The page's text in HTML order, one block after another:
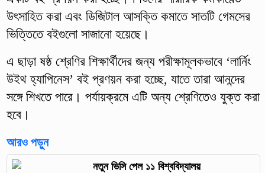
উৎসাহিত করা এবং ডিজিটাল আসক্তি কমাতে সাতটি গেমসের
ভিত্তিতে বইগুলো সাজানো হয়েছে।
এ ছাড়া ষষ্ঠ শ্রেণির শিক্ষার্থীদের জন্য পরীক্ষামূলকভাবে ‘লার্নিং
উইথ হ্যাপিনেস’ বই প্রণয়ন করা হচ্ছে, যাতে তারা আনন্দের
সঙ্গে শিখতে পারে। পর্যায়ক্রমে এটি অন্য শ্রেণিতেও যুক্ত করা
হবে।
আরও পড়ুন
নতুন ভিসি পেল ১১ বিশ্ববিদ্যালয়